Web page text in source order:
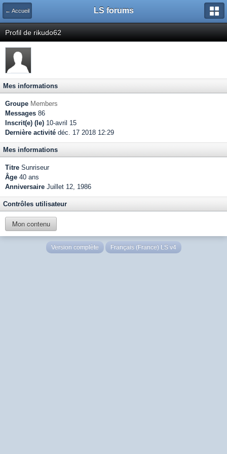
← Accueil LS forums
Profil de rikudo62
Mes informations
Groupe Members
Messages 86
Inscrit(e) (le) 10-avril 15
Dernière activité déc. 17 2018 12:29
Mes informations
Titre Sunriseur
Âge 40 ans
Anniversaire Juillet 12, 1986
Contrôles utilisateur
Mon contenu
Version complète Français (France) LS v4